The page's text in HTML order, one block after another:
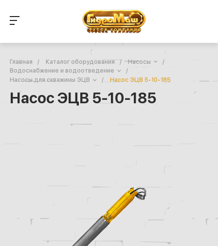
Главная / Каталог оборудования / Насосы
/
Водоснабжение и водоотведение
/
Насосы для скважины ЭЦВ
/ Насос ЭЦВ 5-10-185
Насос ЭЦВ 5-10-185